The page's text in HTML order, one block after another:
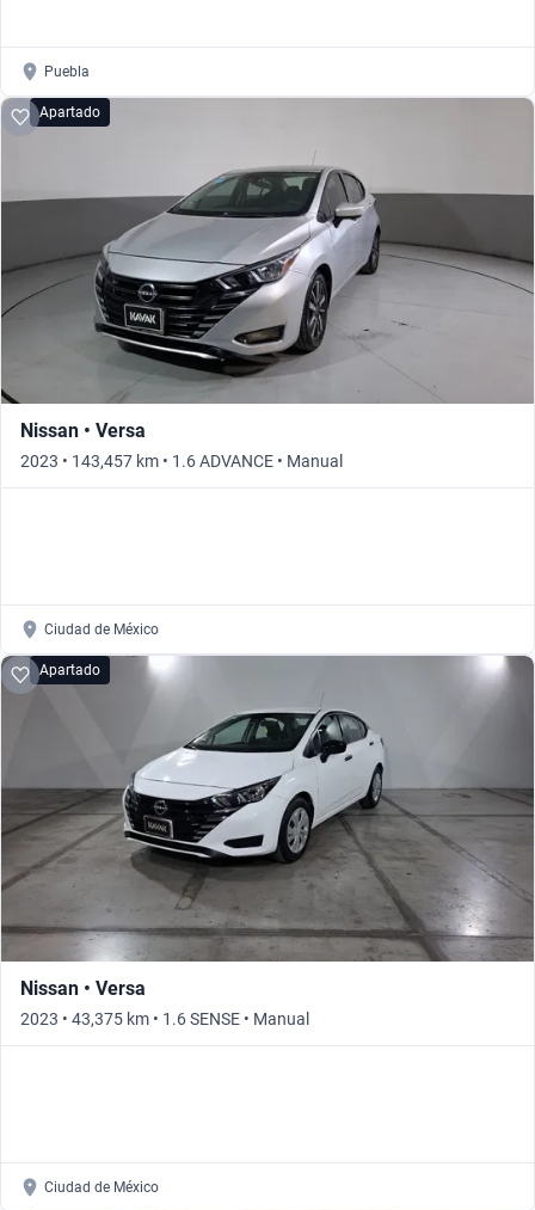
Puebla
Apartado
Nissan • Versa
2023 • 143,457 km • 1.6 ADVANCE • Manual
Ciudad de México
Apartado
Nissan • Versa
2023 • 43,375 km • 1.6 SENSE • Manual
Ciudad de México